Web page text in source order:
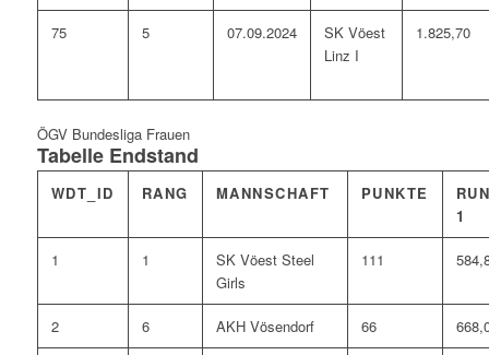
75 5 07.09.2024
SK Vöest
Linz I
1.825,70
ÖGV Bundesliga Frauen
Tabelle Endstand
WDT_ID RANG MANNSCHAFT PUNKTE
1
1 1
SK Vöest Steel
Girls
111
2 6 AKH Vösendorf 66